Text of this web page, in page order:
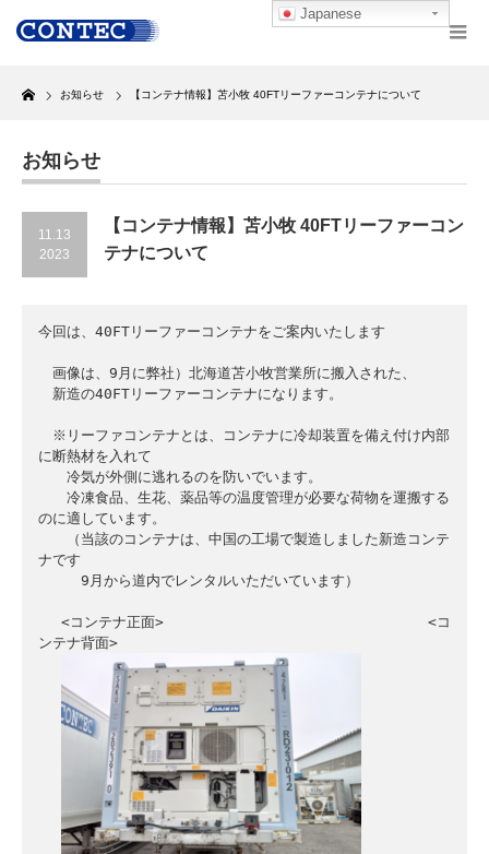
Home
お知らせ 【コンテナ情報】苫小牧 40FTリーファーコンテナについて
お知らせ
11.13
2023
【コンテナ情報】苫小牧 40FTリーファーコン
テナについて
今回は、40FTリーファーコンテナをご案内いたします
画像は、9月に弊社）北海道苫小牧営業所に搬入された、
新造の40FTリーファーコンテナになります。
※リーファコンテナとは、コンテナに冷却装置を備え付け内部
に断熱材を入れて
冷気が外側に逃れるのを防いでいます。
冷凍食品、生花、薬品等の温度管理が必要な荷物を運搬する
のに適しています。
（当該のコンテナは、中国の工場で製造しました新造コンテ
ナです
9月から道内でレンタルいただいています）
ンテナ背面>
Japanese